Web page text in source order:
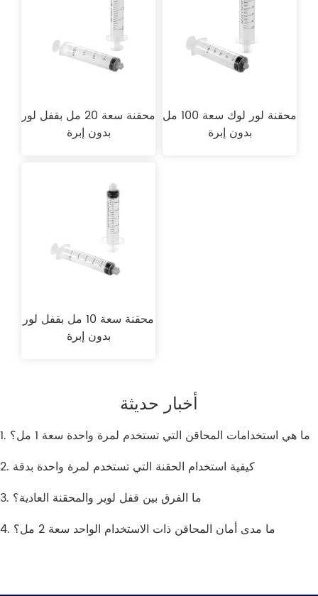
محقنة سعة 20 مل بقفل لور
بدون إبرة
محقنة لور لوك سعة 100 مل
بدون إبرة
محقنة سعة 10 مل بقفل لور
بدون إبرة
أخبار حديثة
1. ما هي استخدامات المحاقن التي تستخدم لمرة واحدة سعة 1 مل؟
2. كيفية استخدام الحقنة التي تستخدم لمرة واحدة بدقة
3. ما الفرق بين قفل لوير والمحقنة العادية؟
4. ما مدى أمان المحاقن ذات الاستخدام الواحد سعة 2 مل؟